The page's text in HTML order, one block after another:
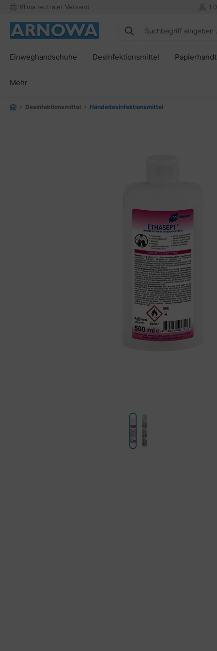
Zur Hauptnavigation springen
Klimaneutraler Versand
Einweghandschuhe Desinfektionsmittel
Mehr
Desinfektionsmittel Händedesinfektionsmittel